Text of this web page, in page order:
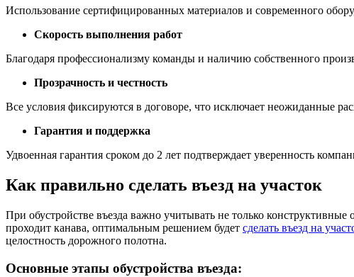
Использование сертифицированных материалов и современного
Скорость выполнения работ
Благодаря профессионализму команды и наличию собственного
Прозрачность и честность
Все условия фиксируются в договоре, что исключает неожиданные
Гарантия и поддержка
Удвоенная гарантия сроком до 2 лет подтверждает уверенность
Как правильно сделать въезд на участок
При обустройстве въезда важно учитывать не только
проходит канава, оптимальным решением будет сделать въезд на
целостность дорожного полотна.
Основные этапы обустройства въезда: